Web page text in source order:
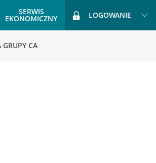
SERWIS
EKONOMICZNY LOGOWANIE
GRUPY CA